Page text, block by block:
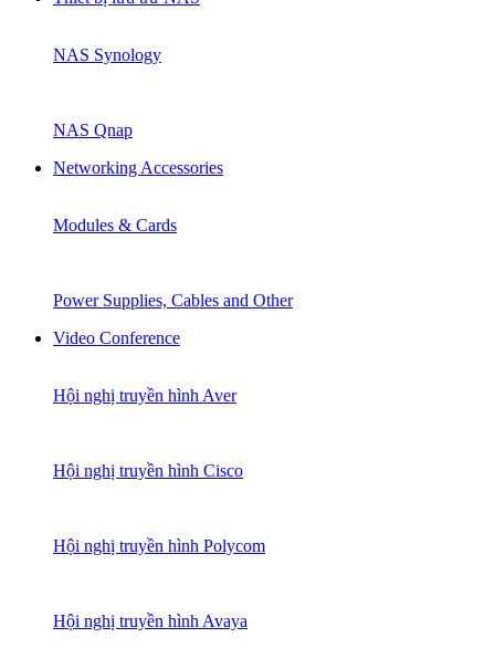
NAS Synology
NAS Qnap
Networking Accessories
Modules & Cards
Power Supplies, Cables and Other
Video Conference
Hội nghị truyền hình Aver
Hội nghị truyền hình Cisco
Hội nghị truyền hình Polycom
Hội nghị truyền hình Avaya